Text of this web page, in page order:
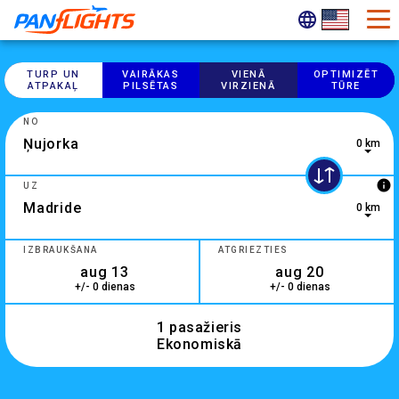
TURP UN
ATPAKAĻ
VAIRĀKAS
PILSĒTAS
VIENĀ
VIRZIENĀ
OPTIMIZĒT
TŪRE
0 results are available, use up and down arrow keys to
NO
0 km
2 results are available, use up and down arrow keys to
UZ info
0 km
IZBRAUKŠANA
+/- 0 dienas
ATGRIEZTIES
+/- 0 dienas
1 pasažieris
Ekonomiskā